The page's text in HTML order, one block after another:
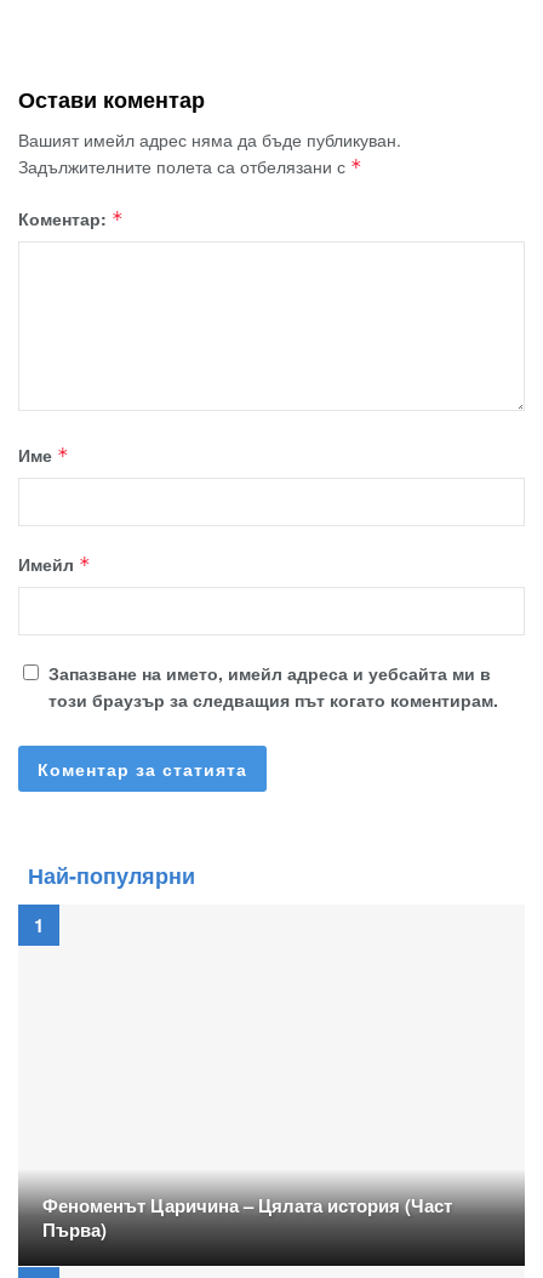
Остави коментар
Вашият имейл адрес няма да бъде публикуван.
Задължителните полета са отбелязани с *
Коментар: *
Име *
Имейл *
Запазване на името, имейл адреса и уебсайта ми в
този браузър за следващия път когато коментирам.
Най-популярни
Феноменът Царичина – Цялата история (Част
Първа)